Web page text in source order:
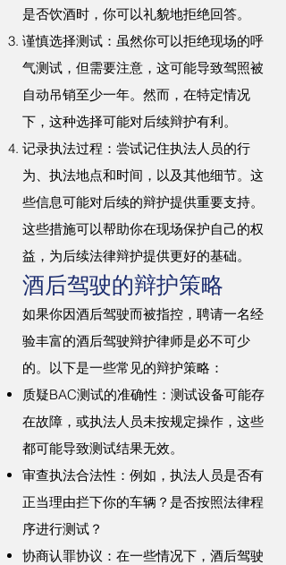
是否饮酒时，你可以礼貌地拒绝回答。
谨慎选择测试：虽然你可以拒绝现场的呼
气测试，但需要注意，这可能导致驾照被
自动吊销至少一年。然而，在特定情况
下，这种选择可能对后续辩护有利。
记录执法过程：尝试记住执法人员的行
为、执法地点和时间，以及其他细节。这
些信息可能对后续的辩护提供重要支持。
这些措施可以帮助你在现场保护自己的权
益，为后续法律辩护提供更好的基础。
酒后驾驶的辩护策略
如果你因酒后驾驶而被指控，聘请一名经
验丰富的酒后驾驶辩护律师是必不可少
的。以下是一些常见的辩护策略：
质疑BAC测试的准确性：测试设备可能存
在故障，或执法人员未按规定操作，这些
都可能导致测试结果无效。
审查执法合法性：例如，执法人员是否有
正当理由拦下你的车辆？是否按照法律程
序进行测试？
协商认罪协议：在一些情况下，酒后驾驶